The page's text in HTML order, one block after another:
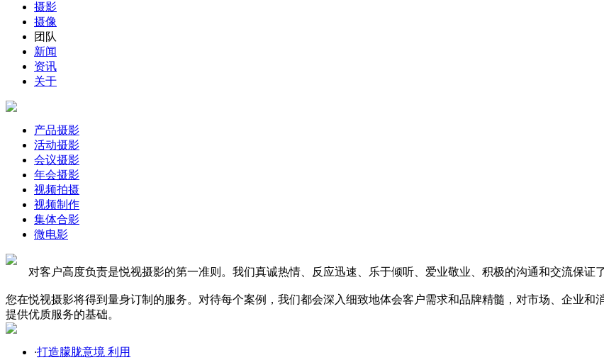
摄影
摄像
团队
新闻
资讯
关于
产品摄影
活动摄影
会议摄影
年会摄影
视频拍摄
视频制作
集体合影
微电影
对客户高度负责是悦视摄影的第一准则。我们真诚热情、反应迅速、乐于倾听、爱业敬业、积极的沟通和交流保证了
您在悦视摄影将得到量身订制的服务。对待每个案例，我们都会深入细致地体会客户需求和品牌精髓，对市场、企业
提供优质服务的基础。
·打造朦胧意境 利用